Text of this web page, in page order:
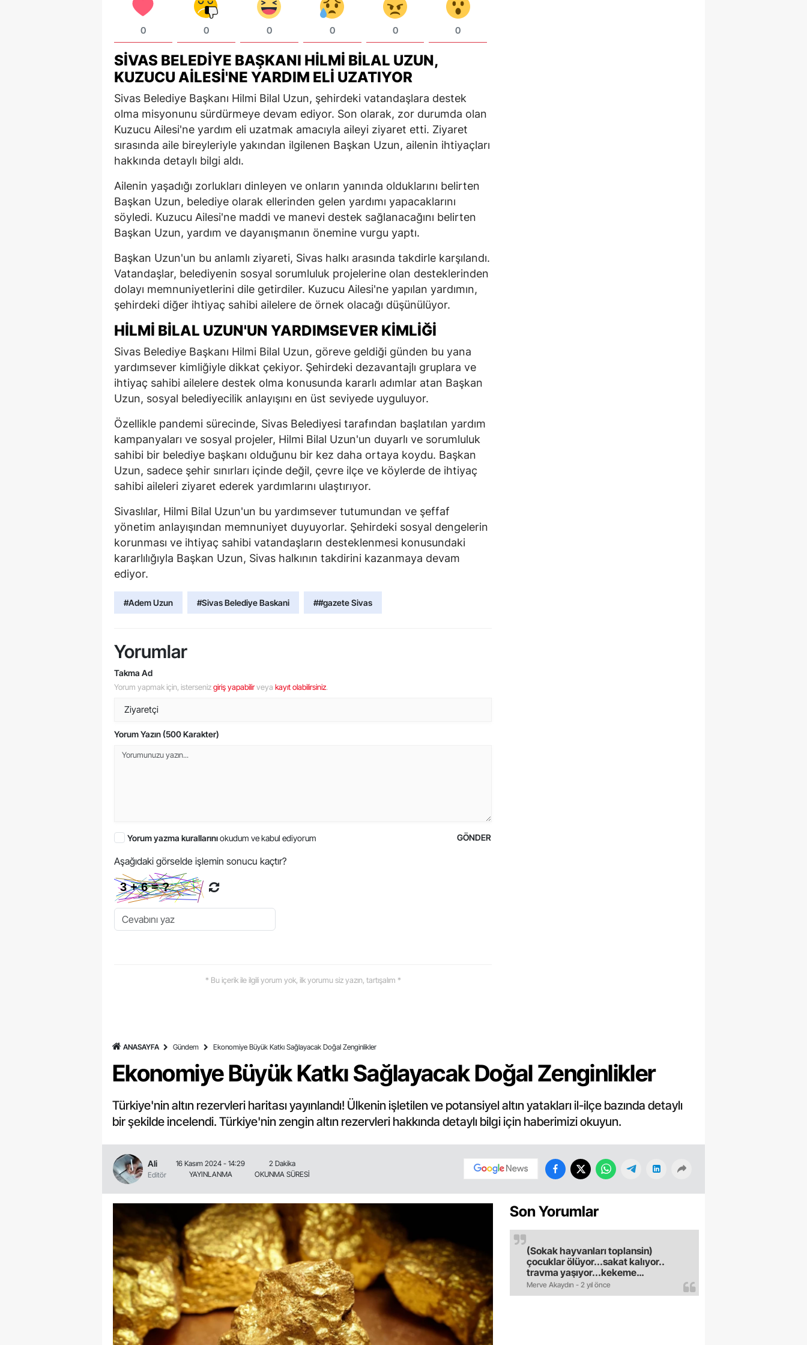
0 0 0 0 0 0
SIVAS BELEDIYE BAŞKANI HILMI BILAL UZUN,
KUZUCU AILESI'NE YARDIM ELI UZATIYOR
Sivas Belediye Başkanı Hilmi Bilal Uzun, şehirdeki vatandaşlara destek
olma misyonunu sürdürmeye devam ediyor. Son olarak, zor durumda olan
Kuzucu Ailesi'ne yardım eli uzatmak amacıyla aileyi ziyaret etti. Ziyaret
sırasında aile bireyleriyle yakından ilgilenen Başkan Uzun, ailenin ihtiyaçları
hakkında detaylı bilgi aldı.
Ailenin yaşadığı zorlukları dinleyen ve onların yanında olduklarını belirten
Başkan Uzun, belediye olarak ellerinden gelen yardımı yapacaklarını
söyledi. Kuzucu Ailesi'ne maddi ve manevi destek sağlanacağını belirten
Başkan Uzun, yardım ve dayanışmanın önemine vurgu yaptı.
Başkan Uzun'un bu anlamlı ziyareti, Sivas halkı arasında takdirle karşılandı.
Vatandaşlar, belediyenin sosyal sorumluluk projelerine olan desteklerinden
dolayı memnuniyetlerini dile getirdiler. Kuzucu Ailesi'ne yapılan yardımın,
şehirdeki diğer ihtiyaç sahibi ailelere de örnek olacağı düşünülüyor.
HILMI BILAL UZUN'UN YARDIMSEVER KIMLIĞI
Sivas Belediye Başkanı Hilmi Bilal Uzun, göreve geldiği günden bu yana
yardımsever kimliğiyle dikkat çekiyor. Şehirdeki dezavantajlı gruplara ve
ihtiyaç sahibi ailelere destek olma konusunda kararlı adımlar atan Başkan
Uzun, sosyal belediyecilik anlayışını en üst seviyede uyguluyor.
Özellikle pandemi sürecinde, Sivas Belediyesi tarafından başlatılan yardım
kampanyaları ve sosyal projeler, Hilmi Bilal Uzun'un duyarlı ve sorumluluk
sahibi bir belediye başkanı olduğunu bir kez daha ortaya koydu. Başkan
Uzun, sadece şehir sınırları içinde değil, çevre ilçe ve köylerde de ihtiyaç
sahibi aileleri ziyaret ederek yardımlarını ulaştırıyor.
Sivaslılar, Hilmi Bilal Uzun'un bu yardımsever tutumundan ve şeffaf
yönetim anlayışından memnuniyet duyuyorlar. Şehirdeki sosyal dengelerin
korunması ve ihtiyaç sahibi vatandaşların desteklenmesi konusundaki
kararlılığıyla Başkan Uzun, Sivas halkının takdirini kazanmaya devam
ediyor.
#Adem Uzun #Sivas Belediye Baskani ##gazete Sivas
Yorumlar
Takma Ad
Yorum yapmak için, istersenizgiriş yapabilirveya kayıt olabilirsiniz.
Yorum Yazın (500 Karakter)
GÖNDER
Yorum yazma kurallarınıokudum ve kabul ediyorum
Aşağıdaki görselde işlemin sonucu kaçtır?
* Bu içerik ile ilgili yorum yok, ilk yorumu siz yazın, tartışalım *
ANASAYFA Gündem Ekonomiye Büyük Katkı Sağlayacak Doğal Zenginlikler
Ekonomiye Büyük Katkı Sağlayacak Doğal Zenginlikler
Türkiye'nin altın rezervleri haritası yayınlandı! Ülkenin işletilen ve potansiyel altın yatakları il-ilçe bazında detaylı
bir şekilde incelendi. Türkiye'nin zengin altın rezervleri hakkında detaylı bilgi için haberimizi okuyun.
Ali
Editör
16 Kasım 2024 - 14:29
YAYINLANMA
2 Dakika
OKUNMA SÜRESİ
Son Yorumlar
Merve Akaydın - 2 yıl önce
(Sokak hayvanları toplansin)
çocuklar ölüyor...sakat kalıyor..
travma yaşıyor...kekeme
oluyor..gece sokağa çikilmiyor..dışkı
ile hastalık saciyorlar.araba ve taksi